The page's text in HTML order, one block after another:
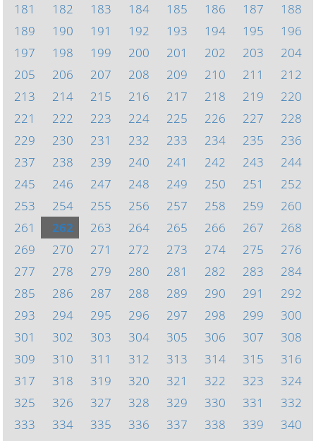
181
182 183 184 185 186 187
188
189
190 191 192 193 194 195
196
197
198 199 200 201 202 203
204
205
206 207 208 209 210 211
212
213
214 215 216 217 218 219
220
221
222 223 224 225 226 227
228
229
230 231 232 233 234 235
236
237
238 239 240 241 242 243
244
245
246 247 248 249 250 251
252
253
254 255 256 257 258 259
260
261
262 263 264 265 266 267
268
269
270 271 272 273 274 275
276
277
278 279 280 281 282 283
284
285
286 287 288 289 290 291
292
293
294 295 296 297 298 299
300
301
302 303 304 305 306 307
308
309
310 311 312 313 314 315
316
317
318 319 320 321 322 323
324
325
326 327 328 329 330 331
332
333
334 335 336 337 338 339
340